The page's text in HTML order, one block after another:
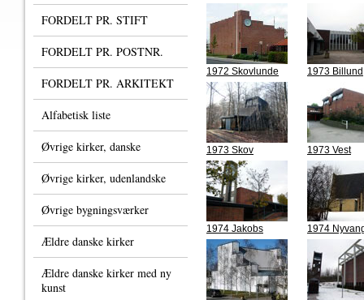
FORDELT PR. STIFT
FORDELT PR. POSTNR.
FORDELT PR. ARKITEKT
Alfabetisk liste
Øvrige kirker, danske
Øvrige kirker, udenlandske
Øvrige bygningsværker
Ældre danske kirker
Ældre danske kirker med ny
kunst
1972 Skovlunde 1973 Billund
1973 Skov 1973 Vest
1974 Jakobs 1974